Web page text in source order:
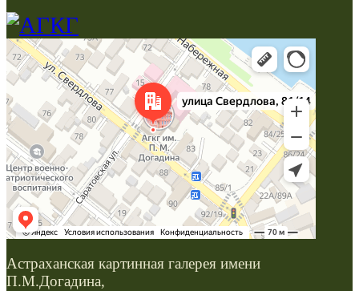
Астраханская картинная галерея имени
П.М.Догадина,